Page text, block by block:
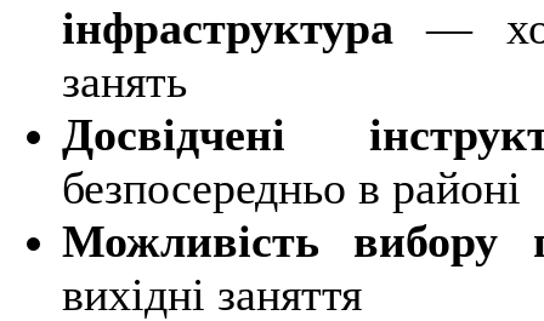
інфраструктура —
занять
Досвідчені
безпосередньо в районі
Можливість вибору
вихідні заняття